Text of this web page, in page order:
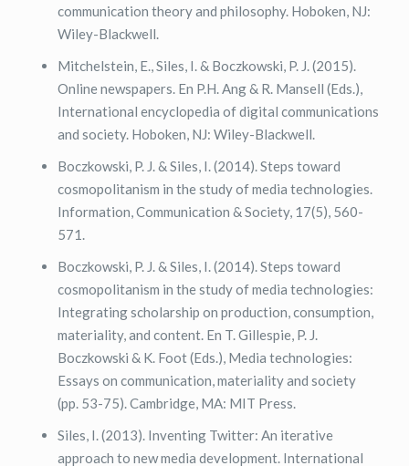
communication theory and philosophy. Hoboken, NJ:
Wiley-Blackwell.
Mitchelstein, E., Siles, I. & Boczkowski, P. J. (2015).
Online newspapers. En P.H. Ang & R. Mansell (Eds.),
International encyclopedia of digital communications
and society. Hoboken, NJ: Wiley-Blackwell.
Boczkowski, P. J. & Siles, I. (2014). Steps toward
cosmopolitanism in the study of media technologies.
Information, Communication & Society, 17(5), 560-
571.
Boczkowski, P. J. & Siles, I. (2014). Steps toward
cosmopolitanism in the study of media technologies:
Integrating scholarship on production, consumption,
materiality, and content. En T. Gillespie, P. J.
Boczkowski & K. Foot (Eds.), Media technologies:
Essays on communication, materiality and society
(pp. 53-75). Cambridge, MA: MIT Press.
Siles, I. (2013). Inventing Twitter: An iterative
approach to new media development. International